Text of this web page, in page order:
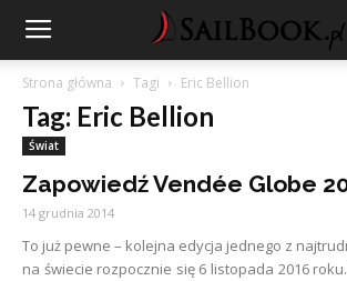
Strona główna Tagi Eric Bellion
Tag: Eric Bellion
Świat
Zapowiedź Vendée Globe
14 grudnia 2014
To już pewne – kolejna edycja jednego z
na świecie rozpocznie się 6 listopada 2016